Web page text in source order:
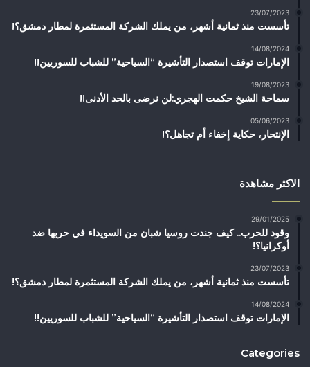
23/07/2023
تأسست منذ ثمانية أشهر، من يملك الشركة المستثمرة لمطار دمشق؟!
14/08/2024
الإمارات توقف استصدار التأشيرة “السياحية” للشباب للسوريين!!
19/08/2023
سماحة الشيخ حكمت الهجري:لن نرضى بالحد الأدنى!!
05/06/2023
الإنتحار، حكاية إخفاء أم تجاهل؟!
الاكثر مشاهدة
29/01/2025
وقود للحرب.. كيف جندت روسيا شبان من السويداء في حربها ضد
أوكرانيا؟!
23/07/2023
تأسست منذ ثمانية أشهر، من يملك الشركة المستثمرة لمطار دمشق؟!
14/08/2024
الإمارات توقف استصدار التأشيرة “السياحية” للشباب للسوريين!!
Categories